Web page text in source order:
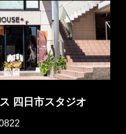
四日市スタジオ